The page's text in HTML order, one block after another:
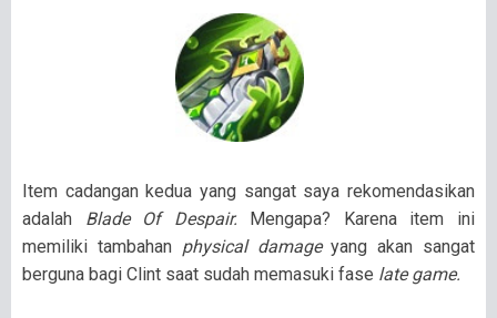
Item cadangan kedua yang sangat saya rekomendasikan
adalah Blade Of Despair.Mengapa? Karena item ini
memiliki tambahan physical damageyang akan sangat
berguna bagi Clint saat sudah memasuki fase late game.